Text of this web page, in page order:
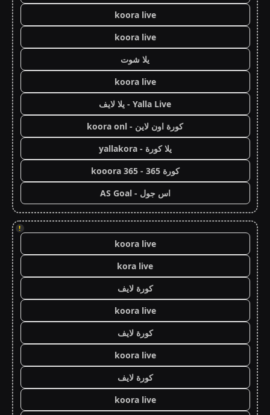
koora live
koora live
يلا شوت
koora live
Yalla Live - يلا لايف
كورة اون لاين - koora onl
يلا كورة - yallakora
كورة 365 - kooora 365
اس جول - AS Goal
!
koora live
kora live
كورة لايف
koora live
كورة لايف
koora live
كورة لايف
koora live